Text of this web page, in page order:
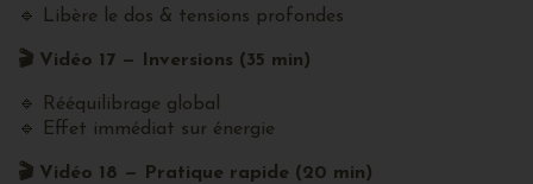
🔹 Libère le dos & tensions profondes
🎬 Vidéo 17 — Inversions (35 min)
🔹 Rééquilibrage global
🔹 Effet immédiat sur énergie
🎬 Vidéo 18 — Pratique rapide (20 min)